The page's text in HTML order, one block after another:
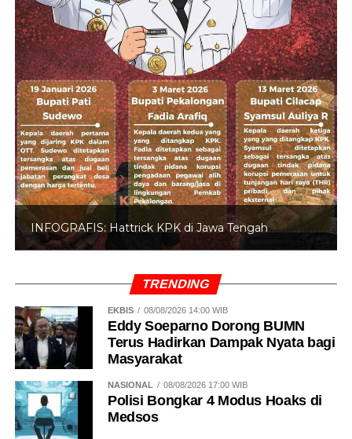
INFOGRAFIS: 5 Anggota DPR Dinonaktifkan
TRENDING
EKBIS 08/08/2026 14:00 WIB
Eddy Soeparno Dorong BUMN
Terus Hadirkan Dampak Nyata bagi
Masyarakat
NASIONAL 08/08/2026 17:00 WIB
Polisi Bongkar 4 Modus Hoaks di
Medsos